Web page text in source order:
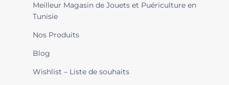
Meilleur Magasin de Jouets et Puériculture en
Tunisie
Nos Produits
Blog
Wishlist – Liste de souhaits